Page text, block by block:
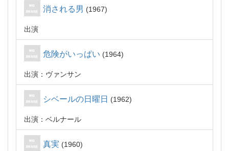
消される男 1967
出演
危険がいっぱい 1964
出演：ヴァンサン
シベールの日曜日 1962
出演：ベルナール
真実 1960